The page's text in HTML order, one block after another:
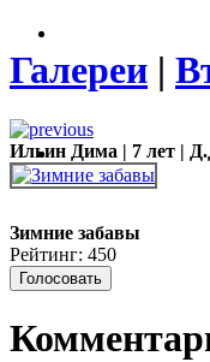
Галереи |
Ильин Дима | 7 лет |
Зимние забавы
Рейтинг: 450